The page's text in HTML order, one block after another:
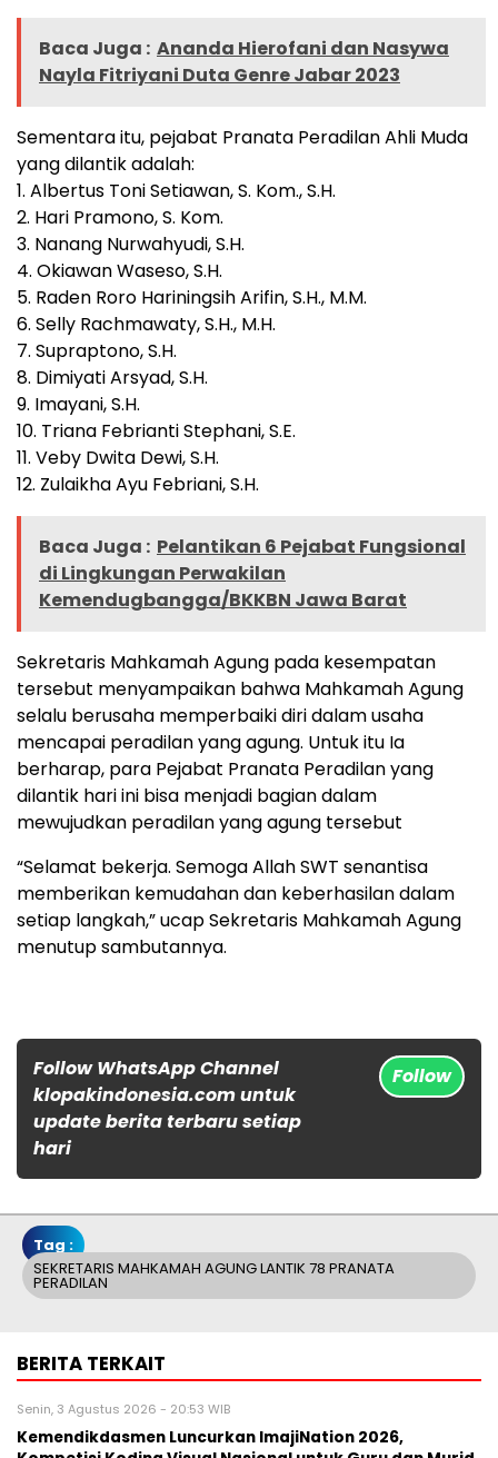
Baca Juga : Ananda Hierofani dan Nasywa
Nayla Fitriyani Duta Genre Jabar 2023
Sementara itu, pejabat Pranata Peradilan Ahli Muda
yang dilantik adalah:
1. Albertus Toni Setiawan, S. Kom., S.H.
2. Hari Pramono, S. Kom.
3. Nanang Nurwahyudi, S.H.
4. Okiawan Waseso, S.H.
5. Raden Roro Hariningsih Arifin, S.H., M.M.
6. Selly Rachmawaty, S.H., M.H.
7. Supraptono, S.H.
8. Dimiyati Arsyad, S.H.
9. Imayani, S.H.
10. Triana Febrianti Stephani, S.E.
11. Veby Dwita Dewi, S.H.
12. Zulaikha Ayu Febriani, S.H.
Baca Juga : Pelantikan 6 Pejabat Fungsional
di Lingkungan Perwakilan
Kemendugbangga/BKKBN Jawa Barat
Sekretaris Mahkamah Agung pada kesempatan
tersebut menyampaikan bahwa Mahkamah Agung
selalu berusaha memperbaiki diri dalam usaha
mencapai peradilan yang agung. Untuk itu Ia
berharap, para Pejabat Pranata Peradilan yang
dilantik hari ini bisa menjadi bagian dalam
mewujudkan peradilan yang agung tersebut
“Selamat bekerja. Semoga Allah SWT senantisa
memberikan kemudahan dan keberhasilan dalam
setiap langkah,” ucap Sekretaris Mahkamah Agung
menutup sambutannya.
Follow WhatsApp Channel
klopakindonesia.com untuk
update berita terbaru setiap
hari
Follow
Tag :
SEKRETARIS MAHKAMAH AGUNG LANTIK 78 PRANATA
PERADILAN
BERITA TERKAIT
Senin, 3 Agustus 2026 - 20:53 WIB
Kemendikdasmen Luncurkan ImajiNation 2026,